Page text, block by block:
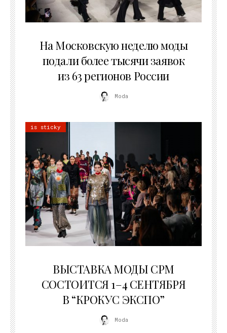
На Московскую неделю моды
подали более тысячи заявок
из 63 регионов России
Moda
is sticky
ВЫСТАВКА МОДЫ CPM
СОСТОИТСЯ 1–4 СЕНТЯБРЯ
В “КРОКУС ЭКСПО”
Moda